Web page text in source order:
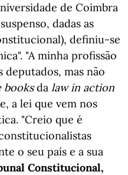
de Coimbra
dadas as
definiu-se
"A minha profissão
deputados, mas não
booksda law in action
a lei que vem nos
"Creio que é
o seu país e a sua
Constitucional,